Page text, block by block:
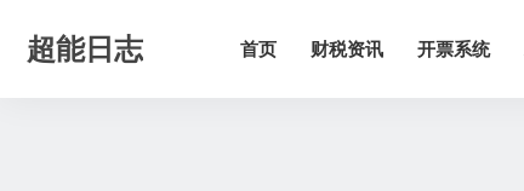
超能日志 首页 财税资讯 开票系统